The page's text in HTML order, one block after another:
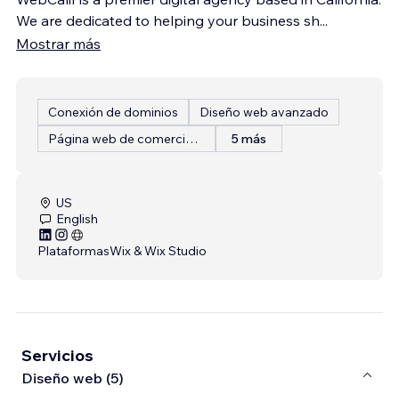
We are dedicated to helping your business sh...
Mostrar más
Conexión de dominios
Diseño web avanzado
Página web de comercio electrónico
5 más
US
English
PlataformasWix & Wix Studio
Servicios
Diseño web (5)